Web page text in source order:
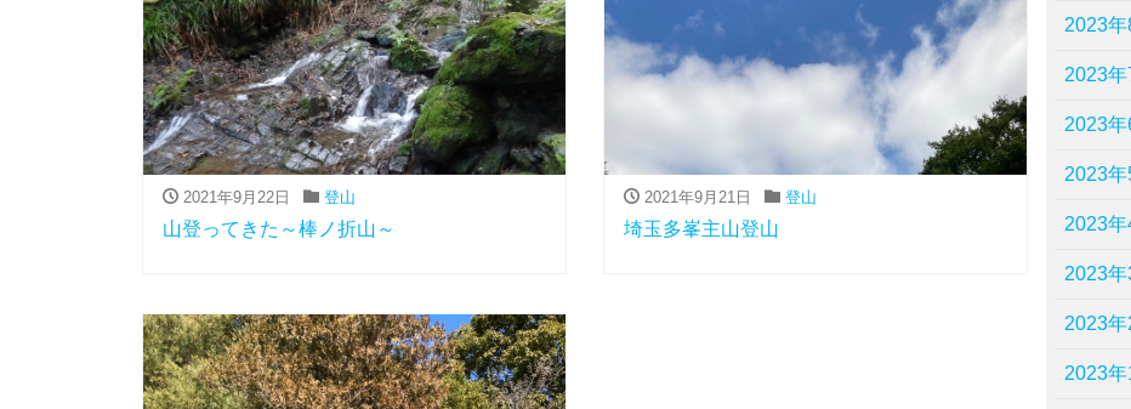
2021年9月22日 登山
山登ってきた～棒ノ折山～
2021年9月21日 登山
埼玉多峯主山登山
2023年
2023年
2023年
2023年
2023年
2023年
2023年
2023年